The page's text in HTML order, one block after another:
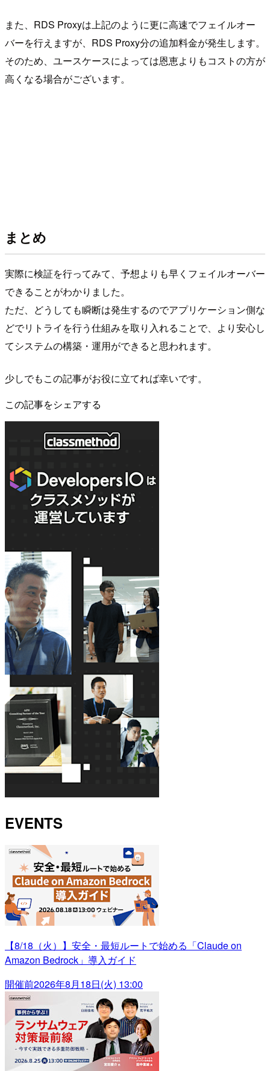
また、RDS Proxyは上記のように更に高速でフェイルオー
バーを行えますが、RDS Proxy分の追加料金が発生します。
そのため、ユースケースによっては恩恵よりもコストの方が
高くなる場合がございます。
まとめ
実際に検証を行ってみて、予想よりも早くフェイルオーバー
できることがわかりました。
ただ、どうしても瞬断は発生するのでアプリケーション側な
どでリトライを行う仕組みを取り入れることで、より安心し
てシステムの構築・運用ができると思われます。
少しでもこの記事がお役に立てれば幸いです。
この記事をシェアする
EVENTS
【8/18（火）】安全・最短ルートで始める「Claude on
Amazon Bedrock」導入ガイド
開催前2026年8月18日(火) 13:00